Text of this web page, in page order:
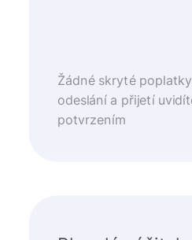
Žádné skryté
odeslání a přijetí
potvrzením